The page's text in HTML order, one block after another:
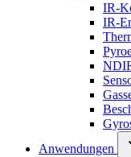
IR-
IR-
Anwendungen